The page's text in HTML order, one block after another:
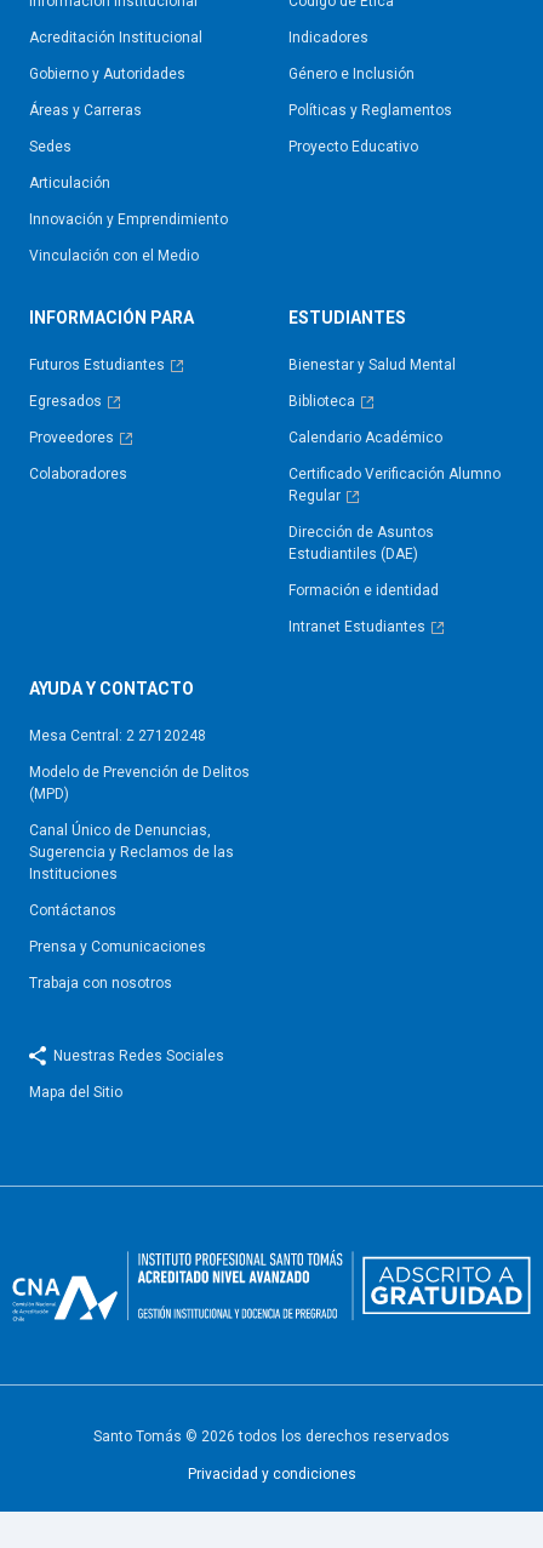
Acreditación Institucional
Gobierno y Autoridades​
Áreas y Carreras
Sedes
Articulación
Innovación y Emprendimiento
Vinculación con el Medio
Indicadores
Género e Inclusión
Políticas y Reglamentos​
Proyecto Educativo
INFORMACIÓN PARA
Futuros Estudiantes
Egresados
Proveedores
Colaboradores
ESTUDIANTES
Bienestar y Salud Mental
Biblioteca
Calendario Académico
Certificado Verificación Alumno
Regular
Dirección de Asuntos
Estudiantiles (DAE)
Formación e identidad
Intranet Estudiantes
AYUDA Y CONTACTO
Mesa Central: 2 27120248
Modelo de Prevención de Delitos
(MPD)
Canal Único de Denuncias,
Sugerencia y Reclamos de las
Instituciones
Contáctanos
Prensa y Comunicaciones
Trabaja con nosotros
Nuestras Redes Sociales
Mapa del Sitio
Santo Tomás © 2026 todos los derechos reservados
Privacidad y condiciones